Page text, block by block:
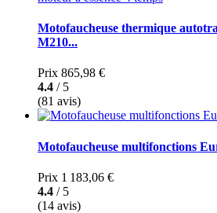
Motofaucheuse thermique
M210...
Prix 865,98 €
4.4 / 5
(81 avis)
Motofaucheuse multifonctions
Prix 1 183,06 €
4.4 / 5
(14 avis)